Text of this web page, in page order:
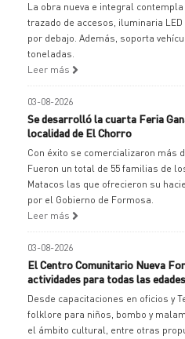
La obra nueva e integral
trazado de accesos, iluminaria
por debajo. Además, soporta
toneladas.
Leer más
03-08-2026
Se desarrolló la cuarta Feria
localidad de El Chorro
Con éxito se comercializaron más
Fueron un total de 55 familias de
Matacos las que ofrecieron su
por el Gobierno de Formosa.
Leer más
03-08-2026
El Centro Comunitario Nueva
actividades para todas las edades
Desde capacitaciones en oficios y
folklore para niños, bombo y
el ámbito cultural, entre otras